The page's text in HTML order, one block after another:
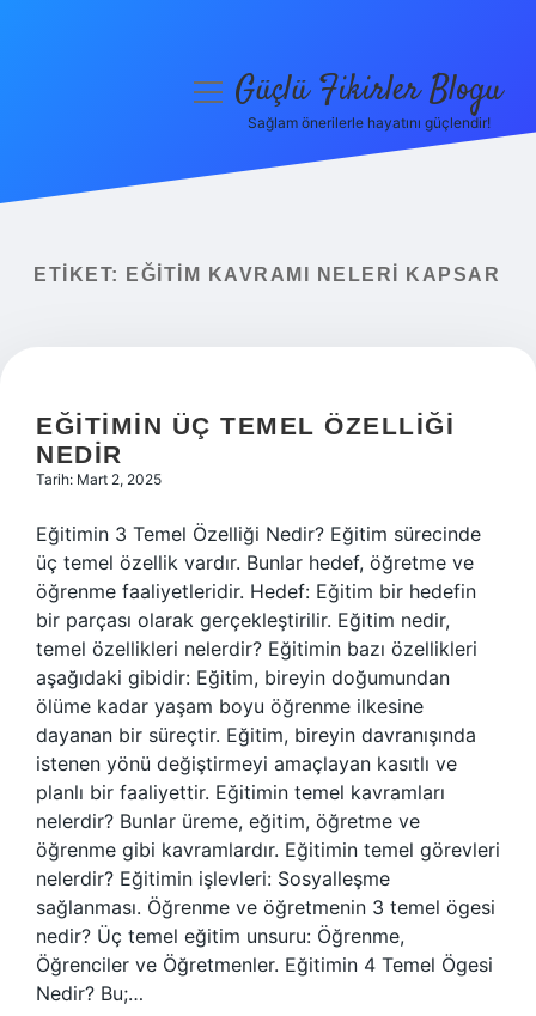
Yasal Uyarı
menüyüGüçlü Fikirler Blogu
Sağlam önerilerle hayatını güçlendir!
ETIKET: EĞITIM KAVRAMI NELERI KAPSAR
EĞITIMIN ÜÇ TEMEL ÖZELLIĞI
NEDIR
Tarih: Mart 2, 2025
Eğitimin 3 Temel Özelliği Nedir? Eğitim sürecinde
üç temel özellik vardır. Bunlar hedef, öğretme ve
öğrenme faaliyetleridir. Hedef: Eğitim bir hedefin
bir parçası olarak gerçekleştirilir. Eğitim nedir,
temel özellikleri nelerdir? Eğitimin bazı özellikleri
aşağıdaki gibidir: Eğitim, bireyin doğumundan
ölüme kadar yaşam boyu öğrenme ilkesine
dayanan bir süreçtir. Eğitim, bireyin davranışında
istenen yönü değiştirmeyi amaçlayan kasıtlı ve
planlı bir faaliyettir. Eğitimin temel kavramları
nelerdir? Bunlar üreme, eğitim, öğretme ve
öğrenme gibi kavramlardır. Eğitimin temel görevleri
nelerdir? Eğitimin işlevleri: Sosyalleşme
sağlanması. Öğrenme ve öğretmenin 3 temel ögesi
nedir? Üç temel eğitim unsuru: Öğrenme,
Öğrenciler ve Öğretmenler. Eğitimin 4 Temel Ögesi
Nedir? Bu;…